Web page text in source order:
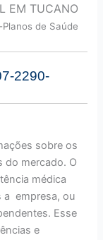
EM TUCANO
de Saúde
2290-
sobre os
do mercado. O
médica
a empresa, ou
Esse
e